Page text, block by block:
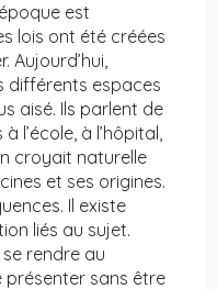
est
lois ont été créées
Aujourd’hui,
différents espaces
aisé. Ils parlent de
l’école, à l’hôpital,
croyait naturelle
et ses origines.
Il existe
liés au sujet.
rendre au
présenter sans être